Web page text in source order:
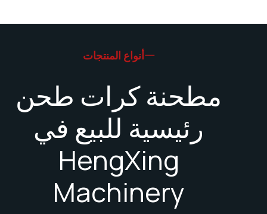
أنواع المنتجات
مطحنة كرات طحن
رئيسية للبيع في
HengXing
Machinery